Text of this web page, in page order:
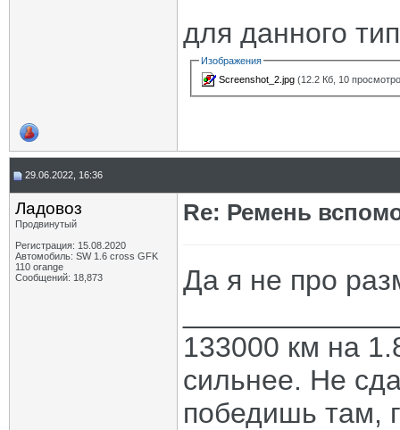
для данного
Изображения
Screenshot_2.jpg (12.2 Кб, 10
29.06.2022, 16:36
Ладовоз
Продвинутый
Регистрация: 15.08.2020
Автомобиль: SW 1.6 cross GFK
110 orange
Сообщений: 18,873
Re: Ремень
Да я не про
133000 км на
сильнее. Не
победишь там,